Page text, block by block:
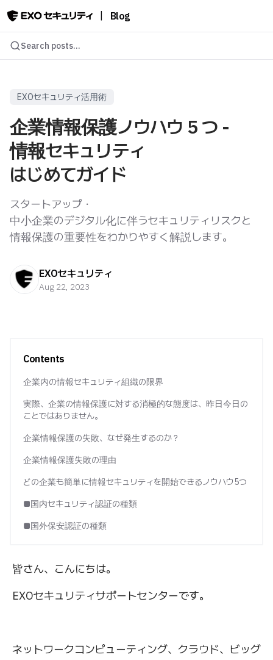
Blog
Search posts...
EXOセキュリティ活用術
企業情報保護ノウハウ 5 つ -
情報セキュリティ
はじめてガイド
スタートアップ・
中小企業のデジタル化に伴うセキュリティリスクと
情報保護の重要性をわかりやすく解説します。
EXOセキュリティ
Aug 22, 2023
Contents
企業内の情報セキュリティ組織の限界
実際、企業の情報保護に対する消極的な態度は、昨日今日の
ことではありません。
企業情報保護の失敗、なぜ発生するのか？
企業情報保護失敗の理由
どの企業も簡単に情報セキュリティを開始できるノウハウ5つ
■国内セキュリティ認証の種類
■国外保安認証の種類
皆さん、こんにちは。
EXOセキュリティサポートセンターです。
ネットワークコンピューティング、クラウド、ビッグ